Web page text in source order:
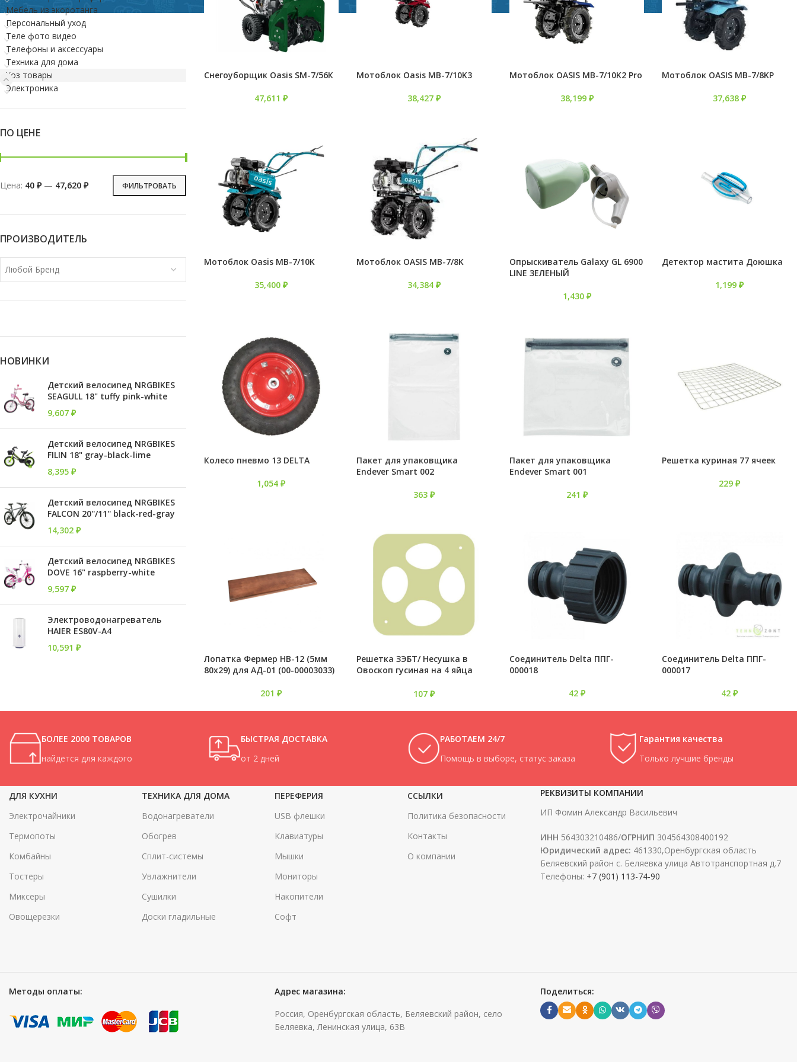
Мебель из экоротанга
Персональный уход
Теле фото видео
Телефоны и аксессуары
Техника для дома
Хоз товары
Электроника
ПО ЦЕНЕ
ФИЛЬТРОВАТЬ
Цена: 40 ₽— 47,620 ₽
ПРОИЗВОДИТЕЛЬ
Любой Бренд
НОВИНКИ
Детский велосипед NRGBIKES
SEAGULL 18" tuffy pink-white
9,607 ₽
Детский велосипед NRGBIKES
FILIN 18" gray-black-lime
8,395 ₽
Детский велосипед NRGBIKES
FALCON 20''/11'' black-red-gray
14,302 ₽
Детский велосипед NRGBIKES
DOVE 16" raspberry-white
9,597 ₽
Электроводонагреватель
HAIER ES80V-A4
10,591 ₽
Снегоуборщик Oasis SM-7/56К
47,611₽
Мотоблок Oasis MB-7/10K3
38,427 ₽
Мотоблок OASIS MB-7/10K2 Pro
38,199 ₽
Мотоблок OASIS MB-7/8KP
37,638₽
Мотоблок Oasis MB-7/10K
35,400₽
Мотоблок OASIS MB-7/8K
34,384 ₽
Опрыскиватель Galaxy GL 6900
LINE ЗЕЛЕНЫЙ
1,430 ₽
Детектор мастита Доюшка
1,199₽
Колесо пневмо 13 DELTA
1,054₽
Пакет для упаковщика
Endever Smart 002
363 ₽
Пакет для упаковщика
Endever Smart 001
241 ₽
Решетка куриная 77 ячеек
229₽
Лопатка Фермер НВ-12 (5мм
80х29) для АД-01 (00-00003033)
201₽
Решетка ЗЭБТ/ Несушка в
Овоскоп гусиная на 4 яйца
107 ₽
Соединитель Delta ППГ-
000018
42 ₽
Соединитель Delta ППГ-
000017
42₽
БОЛЕЕ 2000 ТОВАРОВ
найдется для каждого
БЫСТРАЯ ДОСТАВКА
от 2 дней
РАБОТАЕМ 24/7
Помощь в выборе, статус заказа
Гарантия качества
Только лучшие бренды
ДЛЯ КУХНИ
Электрочайники
Термопоты
Комбайны
Тостеры
Миксеры
Овощерезки
ТЕХНИКА ДЛЯ ДОМА
Водонагреватели
Обогрев
Сплит-системы
Увлажнители
Сушилки
Доски гладильные
ПЕРЕФЕРИЯ
USB флешки
Клавиатуры
Мышки
Мониторы
Накопители
Софт
ССЫЛКИ
Политика безопасности
Контакты
О компании
РЕКВИЗИТЫ КОМПАНИИ
ИП Фомин Александр Васильевич
ИНН 564303210486/ОГРНИП 304564308400192
Юридический адрес: 461330,Оренбургская область
Беляевский район с. Беляевка улица Автотранспортная д.7
Телефоны: +7 (901) 113-74-90
Методы оплаты:
Адрес магазина:
Россия, Оренбургская область, Беляевский район, село
Беляевка, Ленинская улица, 63В
Поделиться: